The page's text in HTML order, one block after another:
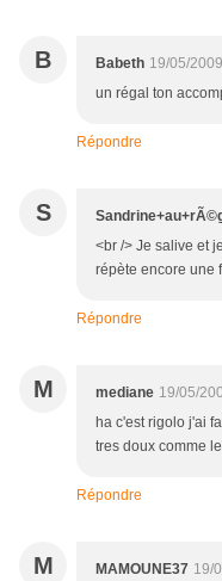
B Babeth 19/05/
un régal ton
Répondre
S
<br /> Je salive et
répète encore une
Répondre
M mediane 19/05/
ha c'est rigolo j'ai
tres doux comme
Répondre
M MAMOUNE37 19/